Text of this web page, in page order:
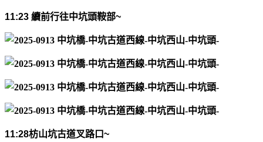
11:23 續前行往中坑頭鞍部~
11:28枋山坑古道叉路口~